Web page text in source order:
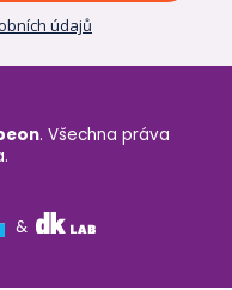
údajů
&
. Všechna práva